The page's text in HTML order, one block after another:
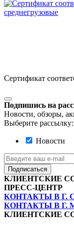
Сертификат
Подпишись на
Новости, обзоры,
Выберите рассылку:
Новости
Подписаться
КЛИЕНТСКИЕ
ПРЕСС-ЦЕНТР
КОНТАКТЫ В Г.
КОНТАКТЫ В Г.
КЛИЕНТСКИЕ